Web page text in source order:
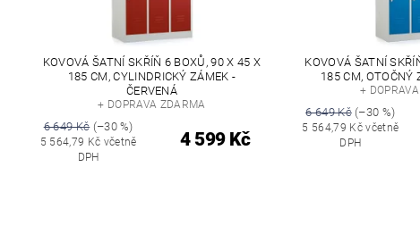
KOVOVÁ ŠATNÍ SKŘÍŇ 6 BOXŮ, 90 X 45 X
185 CM, CYLINDRICKÝ ZÁMEK -
ČERVENÁ
+ DOPRAVA ZDARMA
6 649 Kč(–30 %)
5 564,79 Kč včetně
DPH
4 599 Kč
KOVOVÁ ŠATNÍ
185 CM, OTOČNÝ
+
6 649 Kč(–30 %)
5 564,79 Kč včetně
DPH